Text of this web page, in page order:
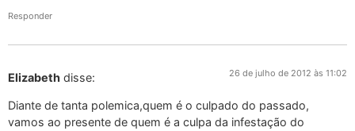
Responder
Elizabeth disse: 26 de julho de 2012 às 11:02
Diante de tanta polemica,quem é o culpado do passado,
vamos ao presente de quem é a culpa da infestação do